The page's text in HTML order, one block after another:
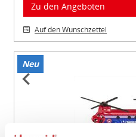
Zu den Angeboten
Auf den Wunschzettel
Neu
Item